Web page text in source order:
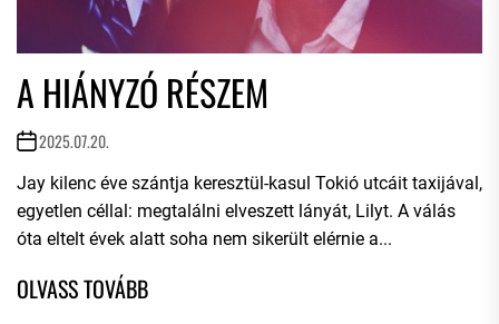
A HIÁNYZÓ RÉSZEM
2025.07.20.
Jay kilenc éve szántja keresztül-kasul Tokió utcáit taxijával,
egyetlen céllal: megtalálni elveszett lányát, Lilyt. A válás
óta eltelt évek alatt soha nem sikerült elérnie a...